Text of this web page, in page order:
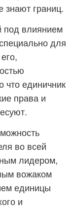
знают границ.
под влиянием
для
что единичник
права и
во всей
лидером,
вожаком
единицы
и